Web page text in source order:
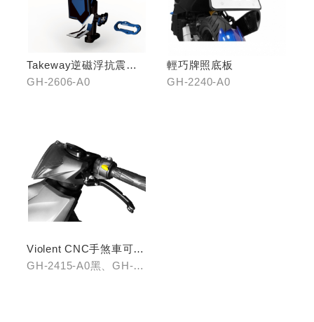
Takeway逆磁浮抗震手
機架
GH-2606-A0
輕巧牌照底板
GH-2240-A0
Violent CNC手煞車可調
拉桿(黑/銀/鈦)
GH-2415-A0黑、GH-